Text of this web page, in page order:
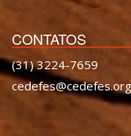
CONTATOS
(31) 3224-7659